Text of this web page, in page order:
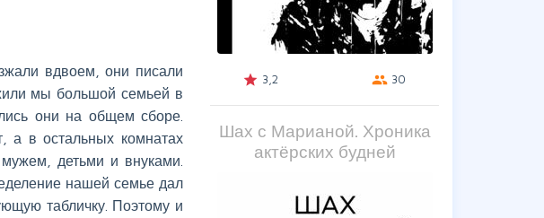
вдвоем, они писали
мы большой семьей в
они на общем сборе.
а в остальных комнатах
детьми и внуками.
нашей семье дал
табличку. Поэтому и
grade 3,2 group 30
Шах с Марианой. Хроника
актёрских будней